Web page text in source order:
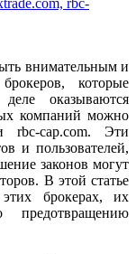
внимательным и
которые
оказываются
компаний можно
rbc-cap.com. Эти
и пользователей,
законов могут
В этой статье
брокерах, их